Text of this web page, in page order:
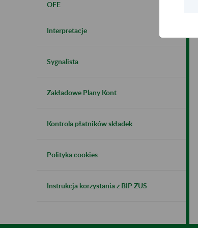
OFE
Interpretacje
Sygnalista
Zakładowe Plany Kont
Kontrola płatników składek
Polityka cookies
Instrukcja korzystania z BIP ZUS